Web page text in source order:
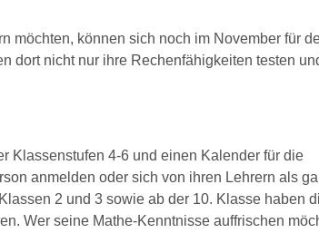
möchten, können sich noch im November für
dort nicht nur ihre Rechenfähigkeiten testen
Klassenstufen 4-6 und einen Kalender für die
anmelden oder sich von ihren Lehrern als
2 und 3 sowie ab der 10. Klasse haben
Wer seine Mathe-Kenntnisse auffrischen